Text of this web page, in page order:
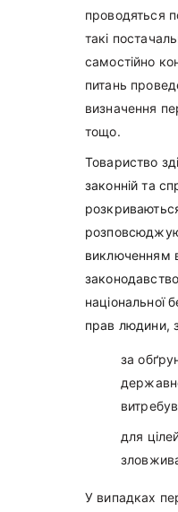
проводяться
такі
самостійно
питань
визначення
тощо.
Товариство
законній та
виключенням
національної
прав людини,
за
для
У випадках